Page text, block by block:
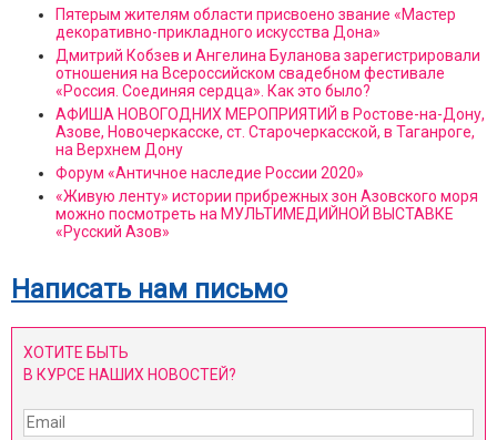
Пятерым жителям области присвоено звание «Мастер
декоративно-прикладного искусства Дона»
Дмитрий Кобзев и Ангелина Буланова зарегистрировали
отношения на Всероссийском свадебном фестивале
«Россия. Соединяя сердца». Как это было?
АФИША НОВОГОДНИХ МЕРОПРИЯТИЙ в Ростове-на-Дону,
Азове, Новочеркасске, ст. Старочеркасской, в Таганроге,
на Верхнем Дону
Форум «Античное наследие России 2020»
«Живую ленту» истории прибрежных зон Азовского моря
можно посмотреть на МУЛЬТИМЕДИЙНОЙ ВЫСТАВКЕ
«Русский Азов»
Написать нам письмо
ХОТИТЕ БЫТЬ
В КУРСЕ НАШИХ НОВОСТЕЙ?